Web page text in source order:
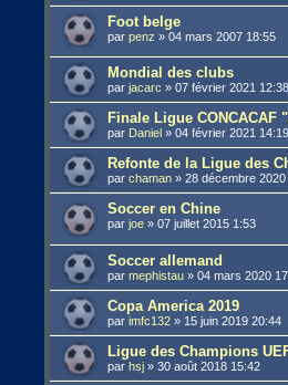
Foot belge
parpenz »04 mars 2007 18:55
Mondial des clubs
parjacarc »07 février 2021 12:38
Finale Ligue CONCACAF
par Daniel »04 février 2021 14:19
Refonte de la Ligue des
parchaman »28 décembre 2020
Soccer en Chine
parjoe »07 juillet 2015 1:53
Soccer allemand
parmephistau »04 mars 2020
Copa America 2019
parimfc132 » 15 juin 2019 20:44
Ligue des Champions
parhsj »30 août 2018 15:42